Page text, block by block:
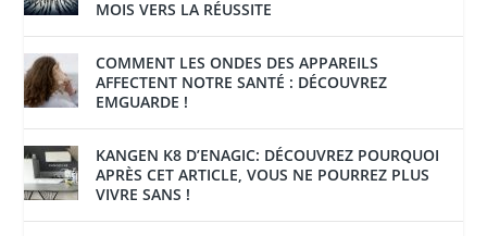
MOIS VERS LA RÉUSSITE
COMMENT LES ONDES DES APPAREILS
AFFECTENT NOTRE SANTÉ : DÉCOUVREZ
EMGUARDE !
KANGEN K8 D’ENAGIC: DÉCOUVREZ POURQUOI
APRÈS CET ARTICLE, VOUS NE POURREZ PLUS
VIVRE SANS !